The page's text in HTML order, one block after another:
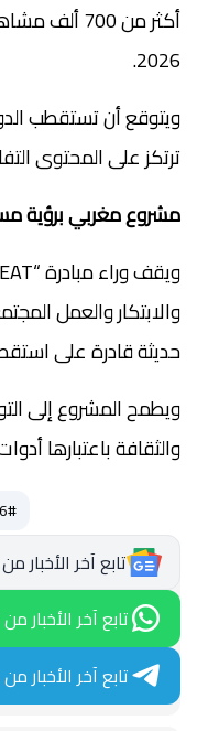
أكثر من
2026.
ويتوقع أن تستقطب
ترتكز على المحتوى
مشروع مغربي برؤية
والابتكار والعمل
حديثة قادرة على
ويطمح المشروع إلى
والثقافة باعتبارها
#Opel_RUN_&_BEAT_2026
تابع آخر الأخبار من H-NEWS آش نيوز عبر Google News
تابع آخر الأخبار من H-NEWS آش نيوز عبر WhatsApp
تابع آخر الأخبار من H-NEWS آش نيوز عبر Telegram